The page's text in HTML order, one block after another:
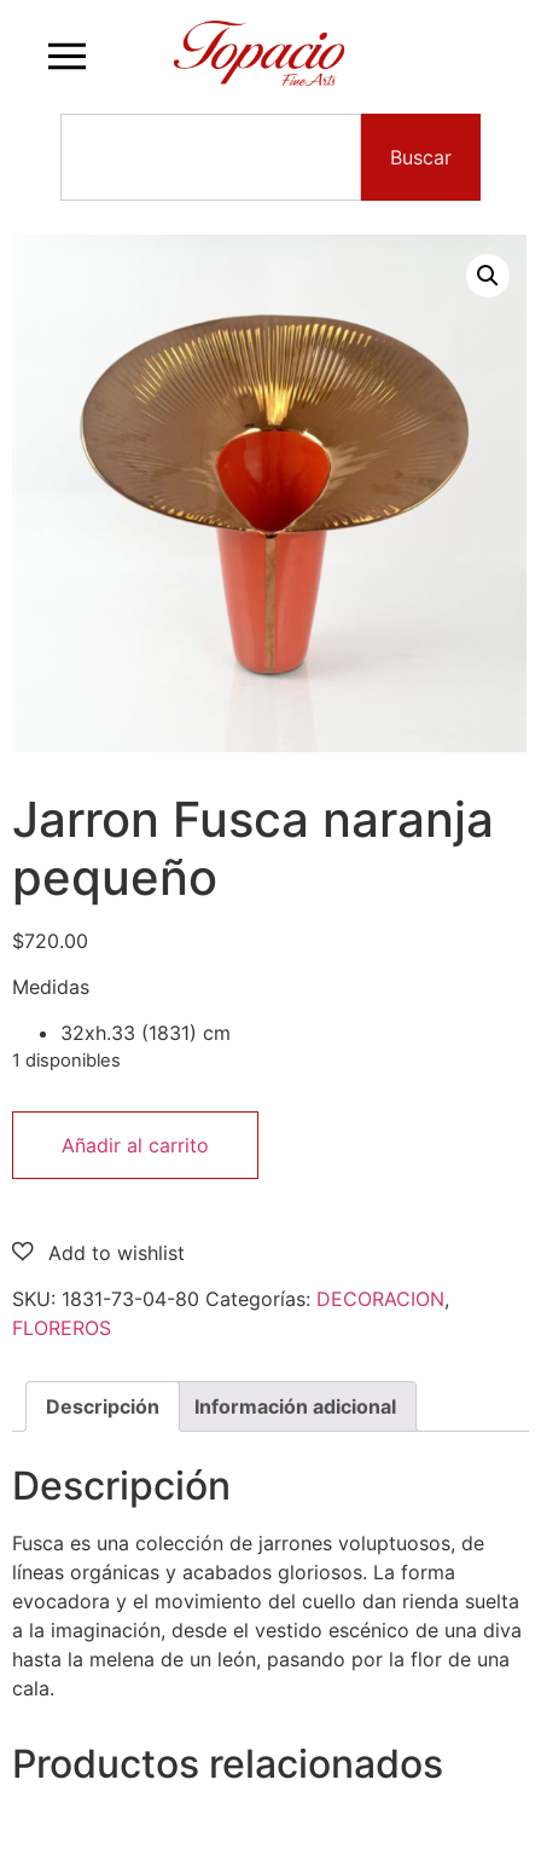
Buscar
Jarron Fusca naranja
pequeño
$720.00
Medidas
32xh.33 (1831) cm
1 disponibles
Añadir al carrito
SKU: 1831-73-04-80 Categorías: DECORACION,
FLOREROS
Descripción Información adicional
Descripción
Fusca es una colección de jarrones voluptuosos, de
líneas orgánicas y acabados gloriosos. La forma
evocadora y el movimiento del cuello dan rienda suelta
a la imaginación, desde el vestido escénico de una diva
hasta la melena de un león, pasando por la flor de una
cala.
Productos relacionados